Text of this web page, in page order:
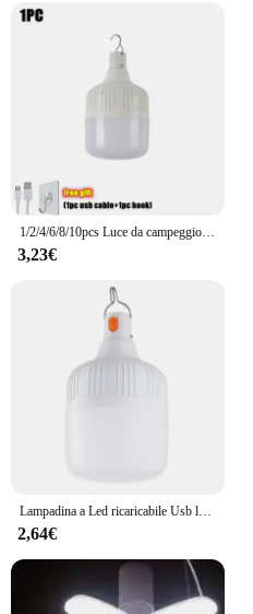
1/2/4/6/8/10pcs Luce da campeggio USB ricaricabile Lampada di emergenza a LED Lanterne portatili per esterni con gancio per tende da barbecue Lampadina a batteria
3,23€
Lampadina a Led ricaricabile Usb lampadina da campeggio portatile illuminazione di emergenza torcia luci picnic all'aperto tenda a sospensione luce
2,64€